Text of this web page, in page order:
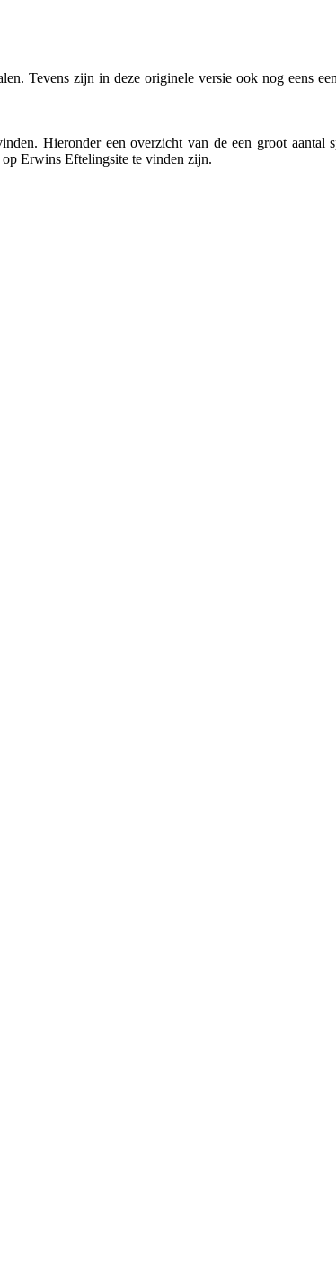
Tevens zijn in deze originele versie ook nog eens
Hieronder een overzicht van de een groot aantal
Erwins Eftelingsite te vinden zijn.